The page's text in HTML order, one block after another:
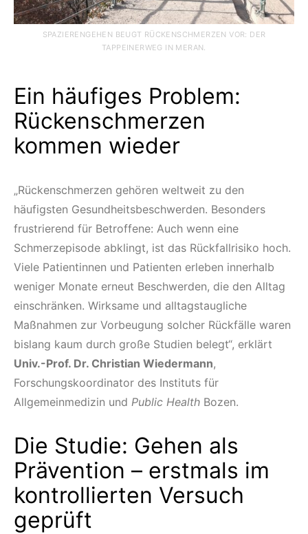
SPAZIERENGEHEN BEUGT RÜCKENSCHMERZEN VOR: DER
TAPPEINERWEG IN MERAN.
Ein häufiges Problem:
Rückenschmerzen
kommen wieder
„Rückenschmerzen gehören weltweit zu den
häufigsten Gesundheitsbeschwerden. Besonders
frustrierend für Betroffene: Auch wenn eine
Schmerzepisode abklingt, ist das Rückfallrisiko hoch.
Viele Patientinnen und Patienten erleben innerhalb
weniger Monate erneut Beschwerden, die den Alltag
einschränken. Wirksame und alltagstaugliche
Maßnahmen zur Vorbeugung solcher Rückfälle waren
bislang kaum durch große Studien belegt“, erklärt
Univ.-Prof. Dr. Christian Wiedermann,
Forschungskoordinator des Instituts für
Allgemeinmedizin und Public Health Bozen.
Die Studie: Gehen als
Prävention – erstmals im
kontrollierten Versuch
geprüft